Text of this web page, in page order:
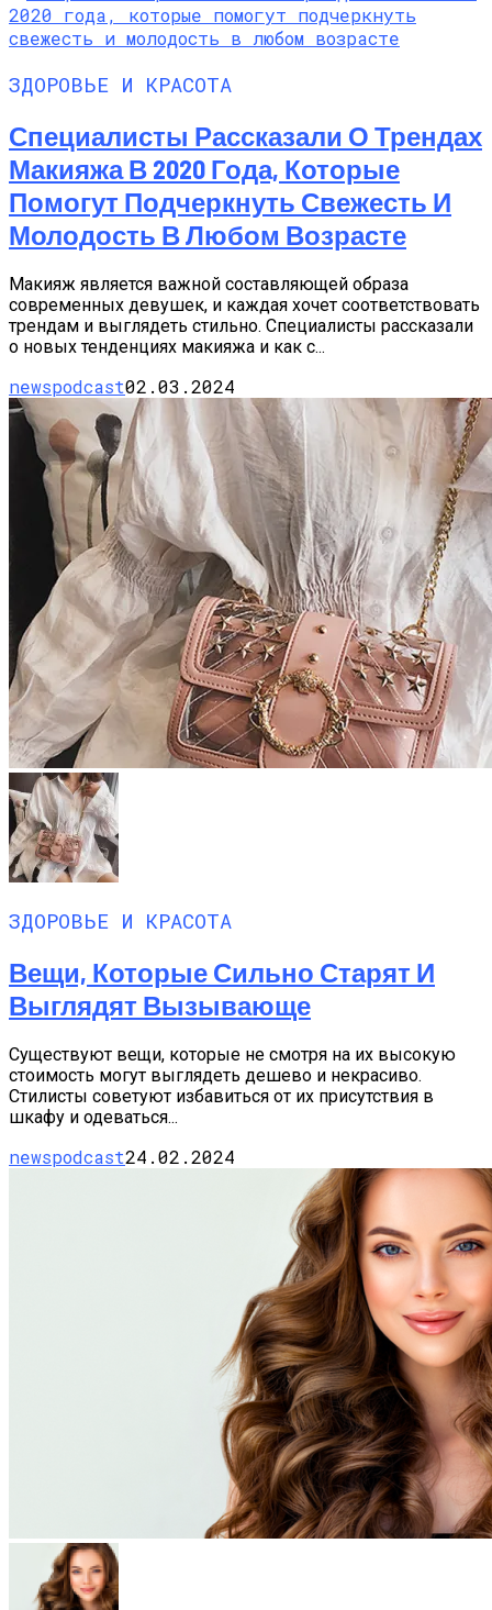
ЗДОРОВЬЕ И КРАСОТА
Специалисты Рассказали О Трендах
Макияжа В 2020 Года, Которые
Помогут Подчеркнуть Свежесть И
Молодость В Любом Возрасте
Макияж является важной составляющей образа
современных девушек, и каждая хочет соответствовать
трендам и выглядеть стильно. Специалисты рассказали
о новых тенденциях макияжа и как с...
newspodcast02.03.2024
ЗДОРОВЬЕ И КРАСОТА
Вещи, Которые Сильно Старят И
Выглядят Вызывающе
Существуют вещи, которые не смотря на их высокую
стоимость могут выглядеть дешево и некрасиво.
Стилисты советуют избавиться от их присутствия в
шкафу и одеваться...
newspodcast24.02.2024